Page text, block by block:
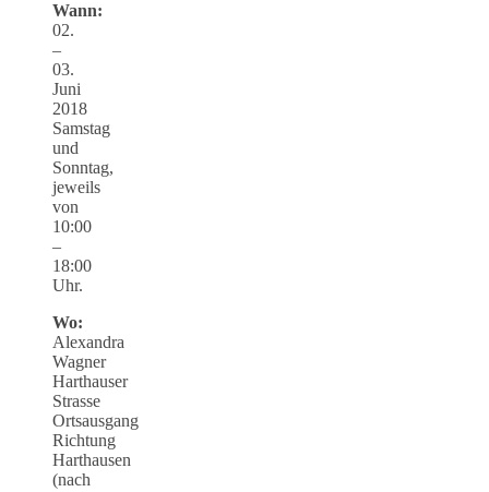
Wann:
02.
–
03.
Juni
2018
Samstag
und
Sonntag,
jeweils
von
10:00
–
18:00
Uhr.
Wo:
Alexandra
Wagner
Harthauser
Strasse
Ortsausgang
Richtung
Harthausen
(nach